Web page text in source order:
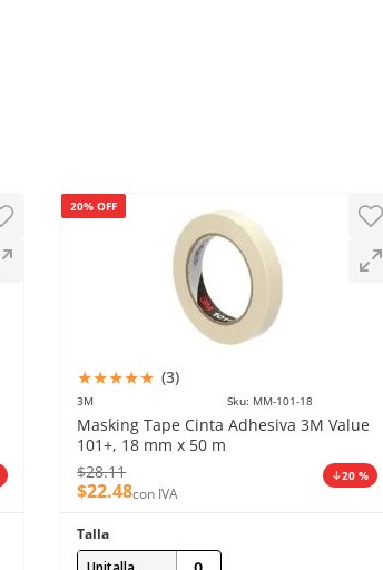
20% OFF
★★★★★ (3)
3M Sku: MM-101-18
Masking Tape Cinta Adhesiva 3M Value
101+, 18 mm x 50 m
$28.11
$22.48con IVA
20 %
Talla